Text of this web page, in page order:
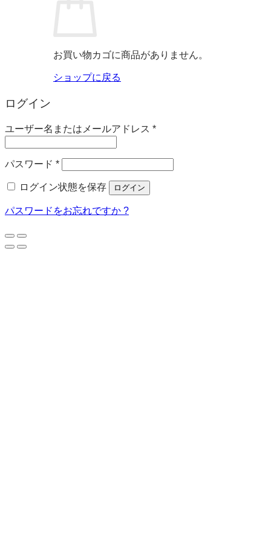
お買い物カゴに商品がありません。
ショップに戻る
ログイン
ユーザー名またはメールアドレス *必
パスワード *必
ログイン状態を保存
ログイン
パスワードをお忘れですか ?